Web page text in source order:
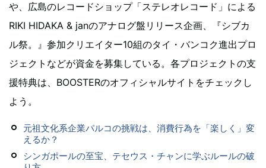
や、広島のレコードショップ「ステレオレコード」による
RIKI HIDAKA & janのアナログ盤リリース企画、『シブカ
ル祭。』参加クリエイター10組のタイ・バンコク進出プロ
ジェクトなどが資金を募集している。各プロジェクトの支
援特典は、BOOSTERのオフィシャルサイトをチェックし
よう。
元祖文化系企業パルコの挑戦は、消費行為を「楽しく」変
えるか？
シンガポールの至宝、テセウス・チャンに学ぶルールの破